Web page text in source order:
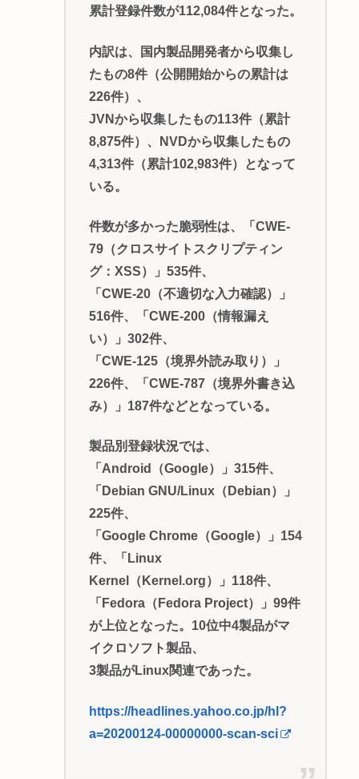
累計登録件数が112,084件となった。
内訳は、国内製品開発者から収集し
たもの8件（公開開始からの累計は
226件）、
JVNから収集したもの113件（累計
8,875件）、NVDから収集したもの
4,313件（累計102,983件）となって
いる。
件数が多かった脆弱性は、「CWE-
79（クロスサイトスクリプティン
グ：XSS）」535件、
「CWE-20（不適切な入力確認）」
516件、「CWE-200（情報漏え
い）」302件、
「CWE-125（境界外読み取り）」
226件、「CWE-787（境界外書き込
み）」187件などとなっている。
製品別登録状況では、
「Android（Google）」315件、
「Debian GNU/Linux（Debian）」
225件、
「Google Chrome（Google）」154
件、「Linux
Kernel（Kernel.org）」118件、
「Fedora（Fedora Project）」99件
が上位となった。10位中4製品がマ
イクロソフト製品、
3製品がLinux関連であった。
https://headlines.yahoo.co.jp/hl?
a=20200124-00000000-scan-sci